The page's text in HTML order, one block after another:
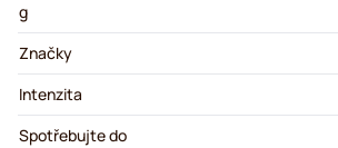
g
Značky
Intenzita
Spotřebujte do